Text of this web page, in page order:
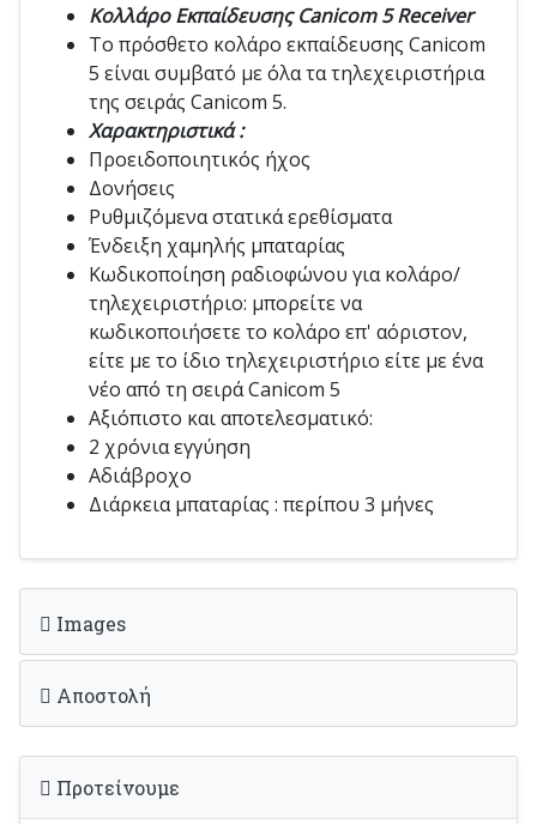
Κολλάρο Εκπαίδευσης Canicom 5 Receiver
Το πρόσθετο κολάρο εκπαίδευσης Canicom
5 είναι συμβατό με όλα τα τηλεχειριστήρια
της σειράς Canicom 5.
Χαρακτηριστικά :
Προειδοποιητικός ήχος
Δονήσεις
Ρυθμιζόμενα στατικά ερεθίσματα
Ένδειξη χαμηλής μπαταρίας
Κωδικοποίηση ραδιοφώνου για κολάρο/
τηλεχειριστήριο: μπορείτε να
κωδικοποιήσετε το κολάρο επ' αόριστον,
είτε με το ίδιο τηλεχειριστήριο είτε με ένα
νέο από τη σειρά Canicom 5
Αξιόπιστο και αποτελεσματικό:
2 χρόνια εγγύηση
Αδιάβροχο
Διάρκεια μπαταρίας : περίπου 3 μήνες
Images
Αποστολή
Προτείνουμε